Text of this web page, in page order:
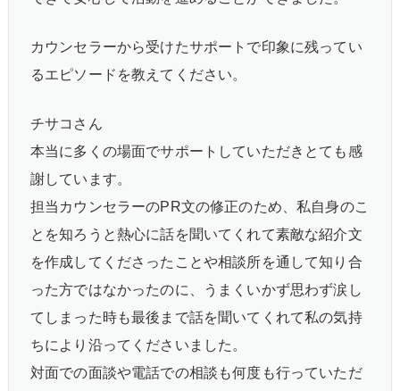
カウンセラーから受けたサポートで印象に残ってい
るエピソードを教えてください。
チサコさん
本当に多くの場面でサポートしていただきとても感
謝しています。
担当カウンセラーのPR文の修正のため、私自身のこ
とを知ろうと熱心に話を聞いてくれて素敵な紹介文
を作成してくださったことや相談所を通して知り合
った方ではなかったのに、うまくいかず思わず涙し
てしまった時も最後まで話を聞いてくれて私の気持
ちにより沿ってくださいました。
対面での面談や電話での相談も何度も行っていただ